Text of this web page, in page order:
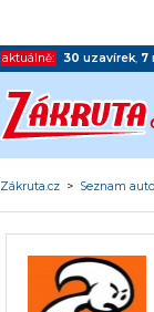
aktuálně: 30 uzavírek, 7
Zákruta.cz > Seznam